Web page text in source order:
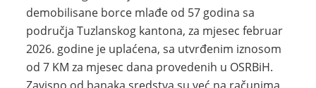
demobilisane borce mlađe od 57 godina sa
područja Tuzlanskog kantona, za mjesec februar
2026. godine je uplaćena, sa utvrđenim iznosom
od 7 KM za mjesec dana provedenih u OSRBiH.